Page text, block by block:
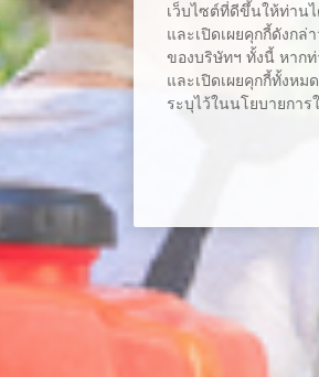
เว็บไซต์ที่ดีขึ้นให้ท่าน
และเปิดเผยคุกกี้ดังกล่
ของบริษัทฯ ทั้งนี้ หาก
และเปิดเผยคุกกี้ทั้งห
ระบุไว้ในนโยบายการ